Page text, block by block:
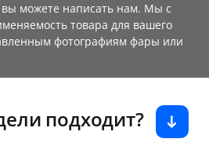
можете написать нам. Мы с
товара для вашего
фотографиям фары или
подходит?